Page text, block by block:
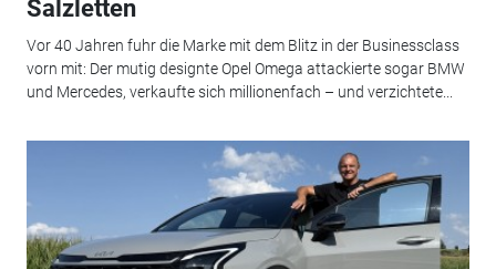
Salzletten
Vor 40 Jahren fuhr die Marke mit dem Blitz in der Businessclass
vorn mit: Der mutig designte Opel Omega attackierte sogar BMW
und Mercedes, verkaufte sich millionenfach – und verzichtete...